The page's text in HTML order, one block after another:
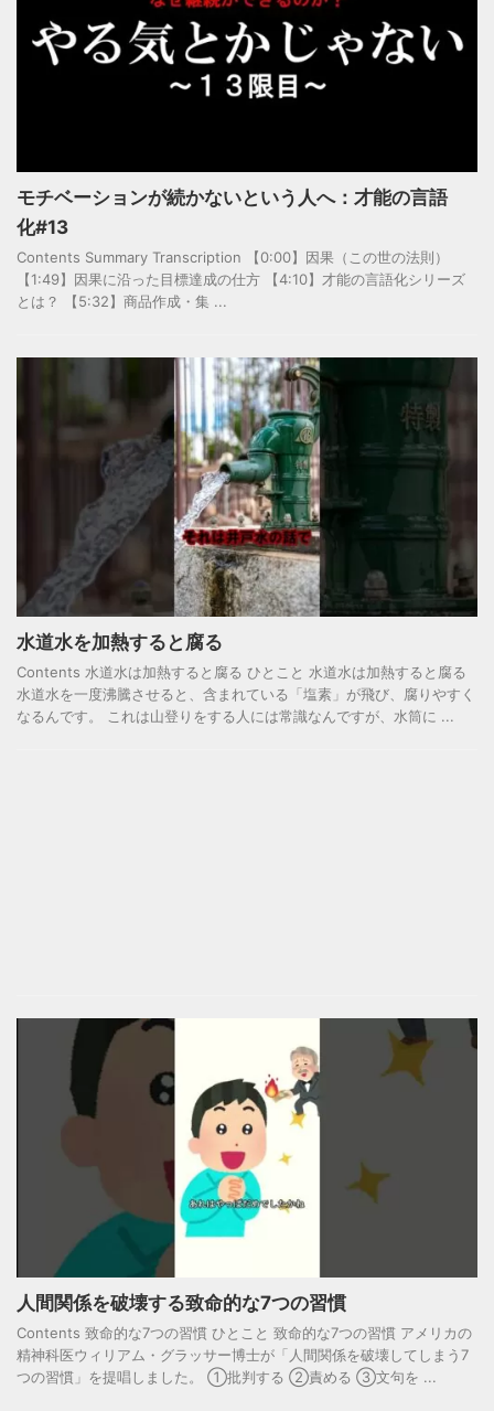
モチベーションが続かないという人へ：才能の言語
化#13
Contents Summary Transcription 【0:00】因果（この世の法則）
【1:49】因果に沿った目標達成の仕方 【4:10】才能の言語化シリーズ
とは？ 【5:32】商品作成・集 ...
水道水を加熱すると腐る
Contents 水道水は加熱すると腐る ひとこと 水道水は加熱すると腐る
水道水を一度沸騰させると、含まれている「塩素」が飛び、腐りやすく
なるんです。 これは山登りをする人には常識なんですが、水筒に ...
人間関係を破壊する致命的な7つの習慣
Contents 致命的な7つの習慣 ひとこと 致命的な7つの習慣 アメリカの
精神科医ウィリアム・グラッサー博士が「人間関係を破壊してしまう7
つの習慣」を提唱しました。 ①批判する ②責める ③文句を ...